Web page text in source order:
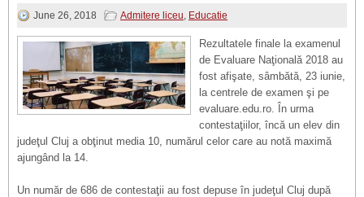
June 26, 2018 Admitere liceu, Educatie
Rezultatele finale la examenul
de Evaluare Naţională 2018 au
fost afişate, sâmbătă, 23 iunie,
la centrele de examen şi pe
evaluare.edu.ro. În urma
contestaţiilor, încă un elev din
judeţul Cluj a obţinut media 10, numărul celor care au notă maximă
ajungând la 14.
Un număr de 686 de contestaţii au fost depuse în judeţul Cluj după